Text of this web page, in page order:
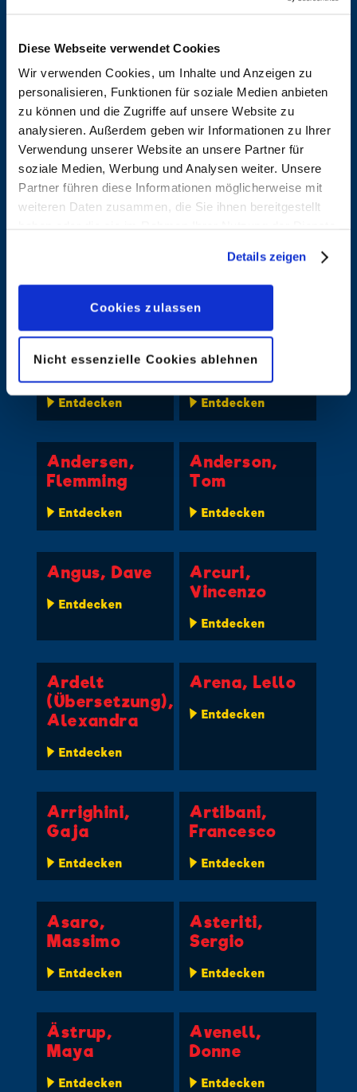
Diese Webseite verwendet Cookies
Wir verwenden Cookies, um Inhalte und Anzeigen zu
personalisieren, Funktionen für soziale Medien anbieten
zu können und die Zugriffe auf unsere Website zu
analysieren. Außerdem geben wir Informationen zu Ihrer
Verwendung unserer Website an unsere Partner für
soziale Medien, Werbung und Analysen weiter. Unsere
Partner führen diese Informationen möglicherweise mit
weiteren Daten zusammen, die Sie ihnen bereitgestellt
geben, können Sie diese jederzeit in der
Datenschutzerklärungwieder widerrufen.
Details zeigen
Cookies zulassen
Nicht essenzielle Cookies ablehnen
Aleixo
Soares,
Natanael
Entdecken
Alfonso,
Jordi
Entdecken
Filadelfo
Ambrosio,
Entdecken
Amendola,
Entdecken
Andersen,
Flemming
Entdecken
Anderson,
Tom
Entdecken
Angus, Dave
Entdecken
Arcuri,
Vincenzo
Entdecken
Ardelt
(Übersetzung),
Alexandra
Entdecken
Arena, Lello
Entdecken
Arrighini,
Gaja
Entdecken
Artibani,
Francesco
Entdecken
Asaro,
Massimo
Entdecken
Asteriti,
Sergio
Entdecken
Ästrup,
Maya
Entdecken
Avenell,
Donne
Entdecken